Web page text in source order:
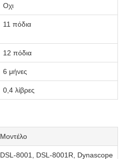
Οχι
11 πόδια
12 πόδια
6 μήνες
0,4 λίβρες
Μοντέλο
DSL-8001, DSL-8001R, Dynascope